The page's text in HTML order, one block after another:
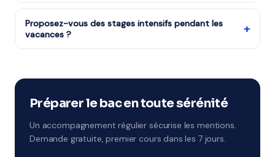
Notre organisme partenaire est agréé services à la
personne.
Notre organisme partenaire dispose de professeurs
diplômés et expérimentés pour le programme de
Terminale, sélectionnés pour leur pédagogie et leur
maîtrise du programme de Lycée.
Proposez-vous des stages intensifs pendant les
vacances ?
+
examens à Colombes.
Préparer le bac en toute sérénité
Un accompagnement régulier sécurise les mentions.
Demande gratuite, premier cours dans les 7 jours.